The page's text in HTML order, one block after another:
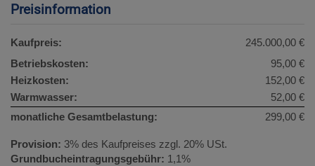
Preisinformation
Kaufpreis:
245.000,00 €
Betriebskosten:
95,00 €
Heizkosten:
152,00 €
Warmwasser:
52,00 €
monatliche Gesamtbelastung:
299,00 €
Provision: 3% des Kaufpreises zzgl. 20% USt.
Grundbucheintragungsgebühr: 1,1%